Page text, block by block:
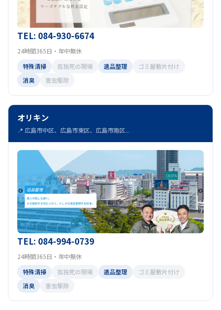
TEL: 084-930-6674
24時間365日・年中無休
特殊清掃
孤独死の現場 遺品整理
ゴミ屋敷片付け
消臭
害虫駆除
オリキン
📍 広島市中区、広島市東区、広島市南区...
TEL: 084-994-0739
24時間365日・年中無休
特殊清掃
孤独死の現場 遺品整理
ゴミ屋敷片付け
消臭
害虫駆除